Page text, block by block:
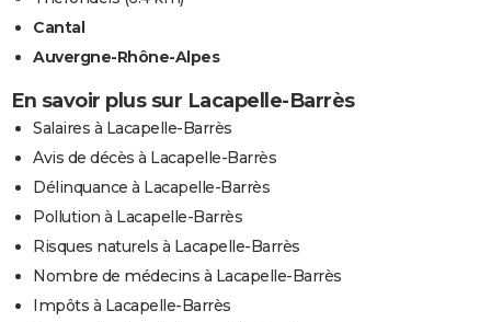
Cantal
Auvergne-Rhône-Alpes
En savoir plus sur Lacapelle-Barrès
Salaires à Lacapelle-Barrès
Avis de décès à Lacapelle-Barrès
Délinquance à Lacapelle-Barrès
Pollution à Lacapelle-Barrès
Risques naturels à Lacapelle-Barrès
Nombre de médecins à Lacapelle-Barrès
Impôts à Lacapelle-Barrès